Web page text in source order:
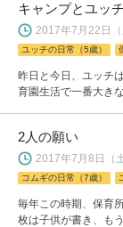
キャンプとユッ
2017年7月22日
ユッチの日常（5歳）
昨日と今日、ユッチ
育園生活で一番大き
2人の願い
2017年7月8日
コムギの日常（7歳）
毎年この時期、保育
枚は子供が書き、も